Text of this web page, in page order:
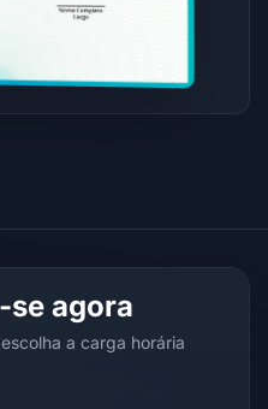
agora
a carga horária